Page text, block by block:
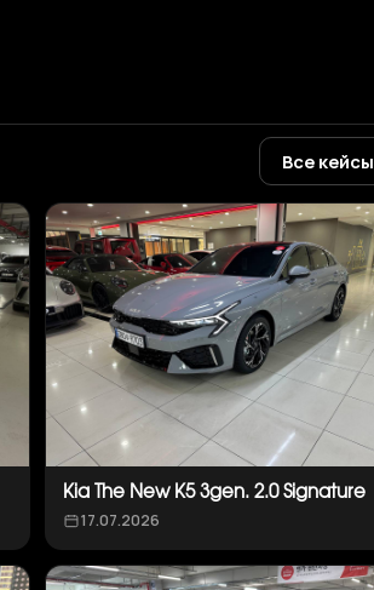
Все кейсы
Kia The New K5 3gen. 2.0 Signature
17.07.2026